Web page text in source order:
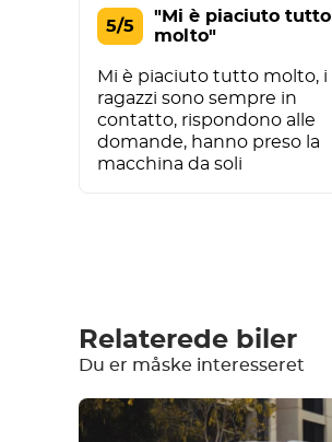
5/5
"Mi è piaciuto tutto
molto"
Mi è piaciuto tutto molto, i
ragazzi sono sempre in
contatto, rispondono alle
domande, hanno preso la
macchina da soli
Relaterede biler
Du er måske interesseret